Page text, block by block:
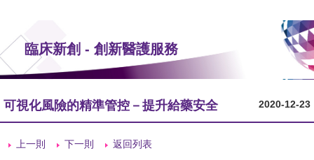
臨床新創 - 創新醫護服務
可視化風險的精準管控－提升給藥安全 2020-12-23
上一則 下一則 返回列表